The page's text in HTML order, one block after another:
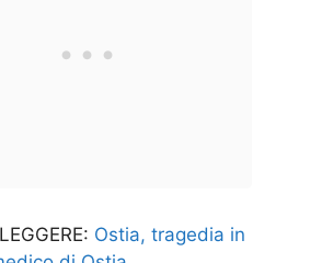
Ostia, tragedia in